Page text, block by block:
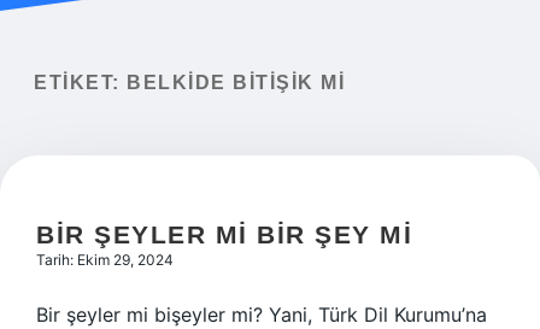
ETIKET: BELKIDE BITIŞIK MI
BIR ŞEYLER MI BIR ŞEY MI
Tarih: Ekim 29, 2024
Bir şeyler mi bişeyler mi? Yani, Türk Dil Kurumu’na